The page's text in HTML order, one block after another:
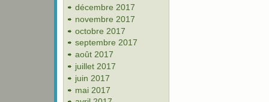
décembre 2017
novembre 2017
octobre 2017
septembre 2017
août 2017
juillet 2017
juin 2017
mai 2017